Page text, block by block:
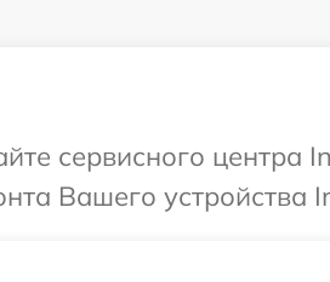
сервисного
Вашего устройства